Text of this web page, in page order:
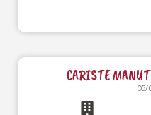
CARISTE
05/